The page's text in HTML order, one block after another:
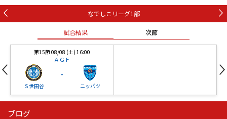
なでしこリーグ1部
試合結果 次節
第15節 08/08 (土) 16:00
ＡＧＦ
Ｓ世田谷
-
ニッパツ
ブログ